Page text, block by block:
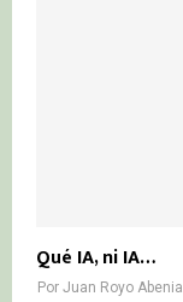
Qué IA, ni IA…
Por Juan Royo Abenia